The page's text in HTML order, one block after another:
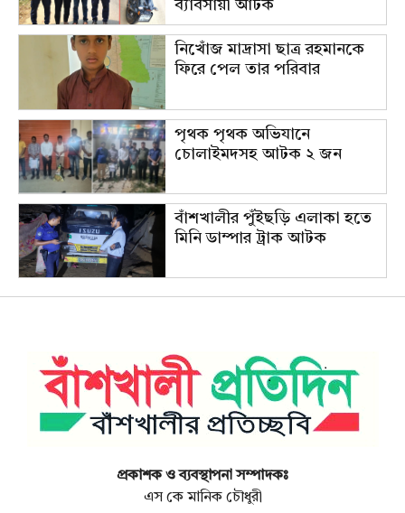
ব্যাবসায়ী আটক
নিখোঁজ মাদ্রাসা ছাত্র রহমানকে
ফিরে পেল তার পরিবার
পৃথক পৃথক অভিযানে
চোলাইমদসহ আটক ২ জন
বাঁশখালীর পুঁইছড়ি এলাকা হতে
মিনি ডাম্পার ট্রাক আটক
প্রকাশক ও ব্যবস্থাপনা সম্পাদকঃ
এস কে মানিক চৌধুরী